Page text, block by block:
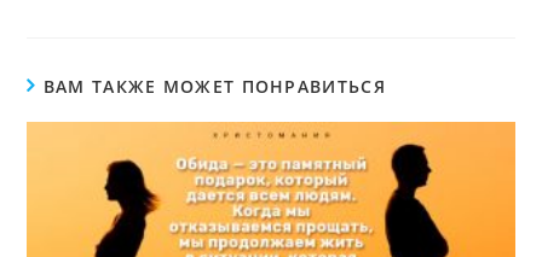
ВАМ ТАКЖЕ МОЖЕТ ПОНРАВИТЬСЯ